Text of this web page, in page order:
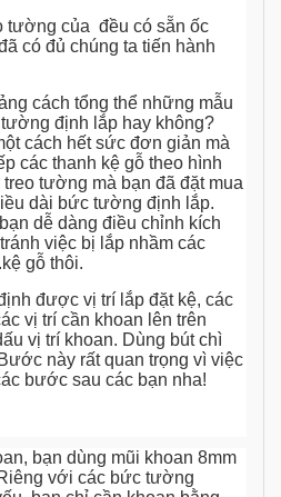
tường của đều có sẵn ốc
có đủ chúng ta tiến hành
cách tổng thể những mẫu
định lắp hay không?
cách hết sức đơn giản mà
các thanh kệ gỗ theo hình
tường mà bạn đã đặt mua
dài bức tường định lắp.
dễ dàng điều chỉnh kích
việc bị lắp nhầm các
gỗ thôi.
được vị trí lắp đặt kệ, các
vị trí cần khoan lên trên
vị trí khoan. Dùng bút chì
này rất quan trọng vì việc
bước sau các bạn nha!
bạn dùng mũi khoan 8mm
với các bức tường